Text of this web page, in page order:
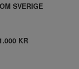
SVERIGE
KR